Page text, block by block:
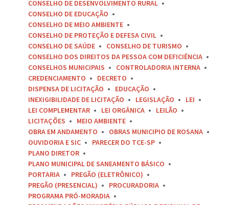
CONSELHO DE DESENVOLVIMENTO RURAL
CONSELHO DE EDUCAÇÃO
CONSELHO DE MEIO AMBIENTE
CONSELHO DE PROTEÇÃO E DEFESA CIVIL
CONSELHO DE SAÚDE
CONSELHO DE TURISMO
CONSELHO DOS DIREITOS DA PESSOA COM DEFICIÊNCIA
CONSELHOS MUNICIPAIS
CONTROLADORIA INTERNA
CREDENCIAMENTO
DECRETO
DISPENSA DE LICITAÇÃO
EDUCAÇÃO
INEXIGIBILIDADE DE LICITAÇÃO
LEGISLAÇÃO
LEI
LEI COMPLEMENTAR
LEI ORGÂNICA
LEILÃO
LICITAÇÕES
MEIO AMBIENTE
OBRA EM ANDAMENTO
OBRAS MUNICIPIO DE ROSANA
OUVIDORIA E SIC
PARECER DO TCE-SP
PLANO DIRETOR
PLANO MUNICIPAL DE SANEAMENTO BÁSICO
PORTARIA
PREGÃO (ELETRÔNICO)
PREGÃO (PRESENCIAL)
PROCURADORIA
PROGRAMA PRÓ-MORADIA